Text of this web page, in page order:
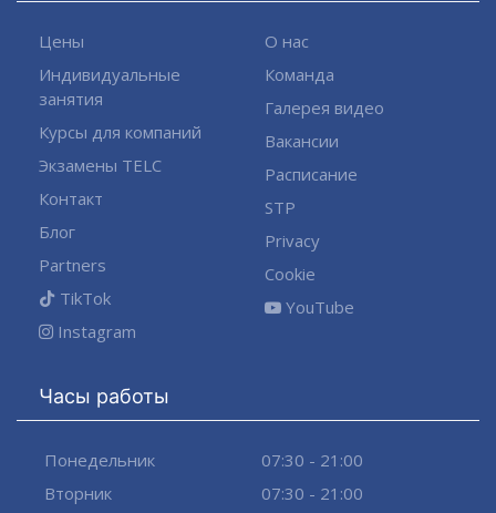
Цены
Индивидуальные
занятия
Курсы для компаний
Экзамены TELC
Контакт
Блог
Partners
TikTok
Instagram
О нас
Команда
Галерея видео
Вакансии
Расписание
STP
Privacy
Cookie
YouTube
Часы работы
Понедельник
07:30 - 21:00
Вторник
07:30 - 21:00